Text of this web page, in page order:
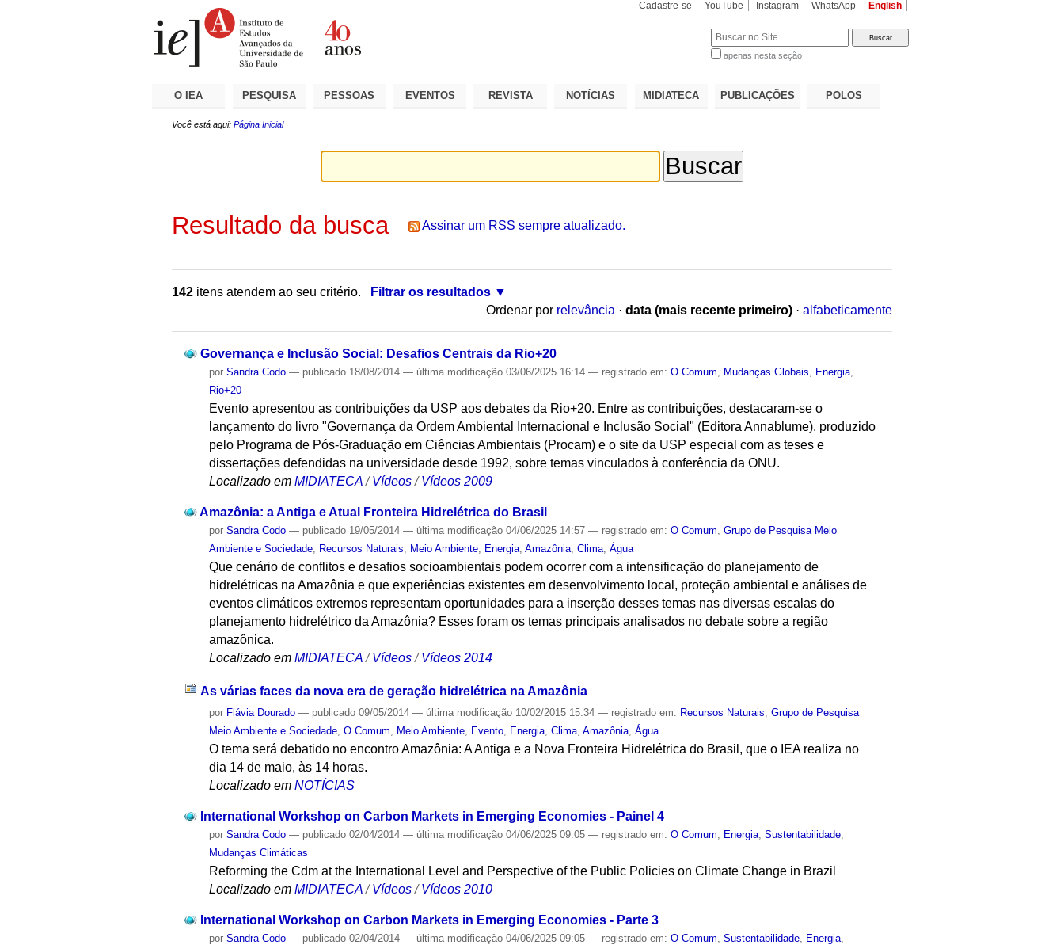
Cadastre-se YouTube Instagram WhatsApp English
apenas nesta seção
O IEA PESQUISA PESSOAS EVENTOS REVISTA NOTÍCIAS MIDIATECA PUBLICAÇÕES POLOS
Você está aqui: Página Inicial
Resultado da busca Assinar um RSS sempre atualizado.
142 itens atendem ao seu critério.
Filtrar os resultados
Ordenar por relevância · data (mais recente primeiro) · alfabeticamente
Governança e Inclusão Social: Desafios Centrais da Rio+20
porSandra Codo — publicado 18/08/2014— última modificação 03/06/2025 16:14— registrado em:O Comum Mudanças Globais Energia
Rio+20
Evento apresentou as contribuições da USP aos debates da Rio+20. Entre as contribuições, destacaram-se o
lançamento do livro "Governança da Ordem Ambiental Internacional e Inclusão Social" (Editora Annablume), produzido
pelo Programa de Pós-Graduação em Ciências Ambientais (Procam) e o site da USP especial com as teses e
dissertações defendidas na universidade desde 1992, sobre temas vinculados à conferência da ONU.
Localizado em MIDIATECA /Vídeos /Vídeos 2009
Amazônia: a Antiga e Atual Fronteira Hidrelétrica do Brasil
porSandra Codo — publicado 19/05/2014— última modificação 04/06/2025 14:57— registrado em:O Comum ,Grupo de Pesquisa Meio
Ambiente e Sociedade Recursos Naturais Meio Ambiente Energia ,Amazônia ,Clima ,Água
Que cenário de conflitos e desafios socioambientais podem ocorrer com a intensificação do planejamento de
hidrelétricas na Amazônia e que experiências existentes em desenvolvimento local, proteção ambiental e análises de
eventos climáticos extremos representam oportunidades para a inserção desses temas nas diversas escalas do
planejamento hidrelétrico da Amazônia? Esses foram os temas principais analisados no debate sobre a região
amazônica.
Localizado em MIDIATECA /Vídeos /Vídeos 2014
As várias faces da nova era de geração hidrelétrica na Amazônia
por Flávia Dourado — publicado 09/05/2014— última modificação 10/02/2015 15:34— registrado em: Recursos Naturais,Grupo de Pesquisa
Meio Ambiente e Sociedade,O Comum, Meio Ambiente, Evento, Energia,Clima,Amazônia,Água
O tema será debatido no encontro Amazônia: A Antiga e a Nova Fronteira Hidrelétrica do Brasil, que o IEA realiza no
dia 14 de maio, às 14 horas.
Localizado em NOTÍCIAS
International Workshop on Carbon Markets in Emerging Economies - Painel 4
porSandra Codo — publicado 02/04/2014— última modificação 04/06/2025 09:05— registrado em:O Comum, Energia,Sustentabilidade,
Mudanças Climáticas
Reforming the Cdm at the International Level and Perspective of the Public Policies on Climate Change in Brazil
Localizado em MIDIATECA /Vídeos /Vídeos 2010
International Workshop on Carbon Markets in Emerging Economies - Parte 3
porSandra Codo — publicado 02/04/2014— última modificação 04/06/2025 09:05— registrado em:O Comum ,Sustentabilidade Energia